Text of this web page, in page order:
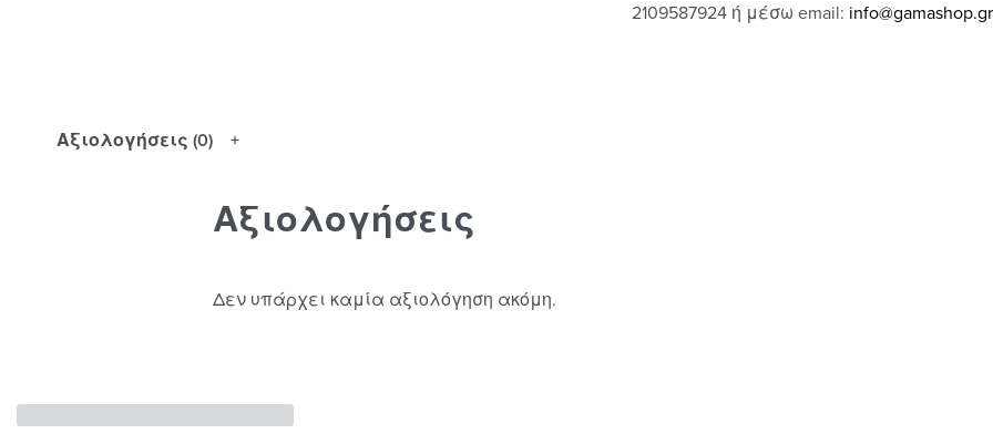
2109587924 ή μέσω email: info@gamashop.gr
Αξιολογήσεις (0)
Αξιολογήσεις
Δεν υπάρχει καμία αξιολόγηση ακόμη.